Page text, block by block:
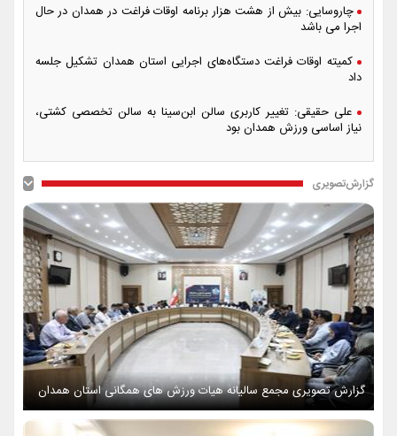
چاروسایی: بیش از هشت هزار برنامه اوقات فراغت در همدان در حال
اجرا می باشد
کمیته اوقات فراغت دستگاه‌های اجرایی استان همدان تشکیل جلسه
داد
علی حقیقی: تغییر کاربری سالن ابن‌سینا به سالن تخصصی کشتی،
نیاز اساسی ورزش همدان بود
گزارش‌تصویری
گزارش تصویری مجمع سالیانه هیات ورزش های همگانی استان همدان